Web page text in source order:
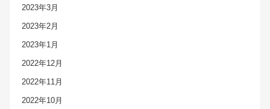
2023年3月
2023年2月
2023年1月
2022年12月
2022年11月
2022年10月